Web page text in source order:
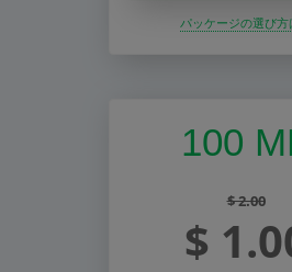
パッケージの選び方
100
$ 2.00
$